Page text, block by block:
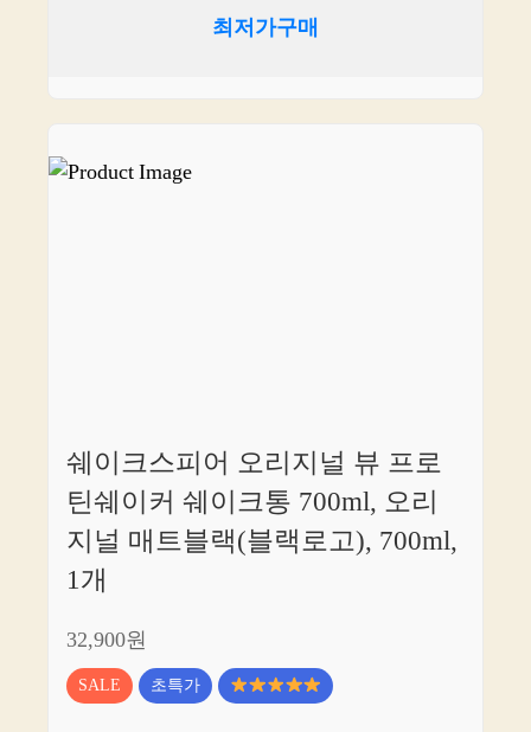
최저가구매
쉐이크스피어 오리지널 뷰 프로
틴쉐이커 쉐이크통 700ml, 오리
지널 매트블랙(블랙로고), 700ml,
1개
32,900원
SALE 초특가